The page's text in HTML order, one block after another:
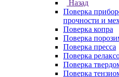
Назад
Поверка
прочности и
Поверка копра
Поверка
Поверка пресса
Поверка
Поверка
Поверка